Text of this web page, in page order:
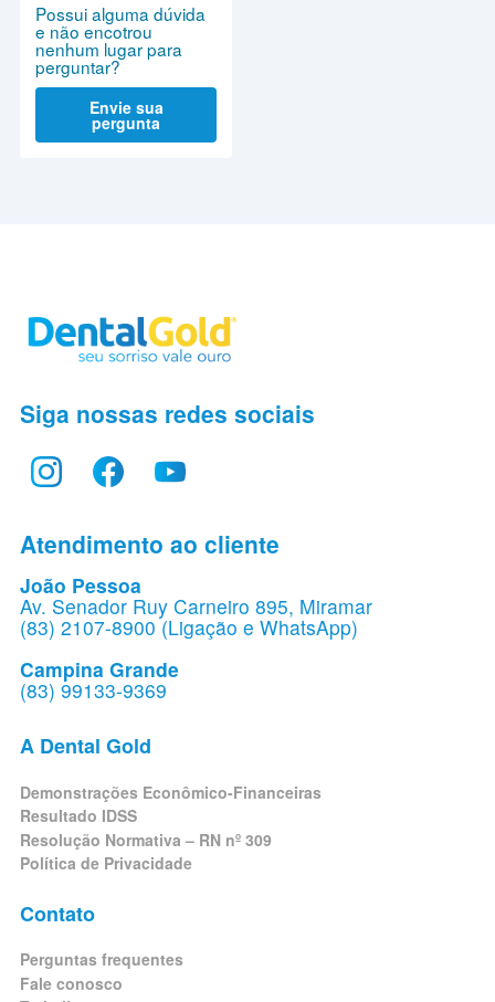
Possui alguma dúvida
e não encotrou
nenhum lugar para
perguntar?
Envie sua
pergunta
Siga nossas redes sociais
Atendimento ao cliente
João Pessoa
Av. Senador Ruy Carneiro 895, Miramar
(83) 2107-8900 (Ligação e WhatsApp)
Campina Grande
(83) 99133-9369
A Dental Gold
Demonstrações Econômico-Financeiras
Resultado IDSS
Resolução Normativa – RN nº 309
Política de Privacidade
Contato
Perguntas frequentes
Fale conosco